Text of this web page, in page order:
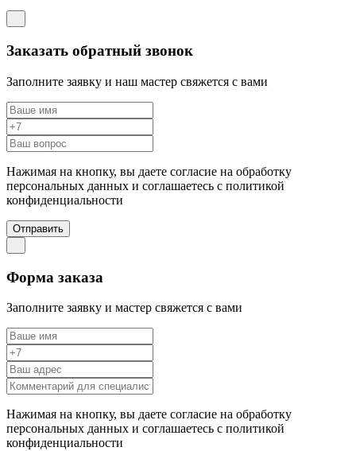
Заказать обратный звонок
Заполните заявку и наш мастер свяжется с вами
Нажимая на кнопку, вы даете согласие на обработку
персональных данных и соглашаетесь c политикой
конфиденциальности
Отправить
Форма заказа
Заполните заявку и мастер свяжется с вами
Нажимая на кнопку, вы даете согласие на обработку
персональных данных и соглашаетесь c политикой
конфиденциальности